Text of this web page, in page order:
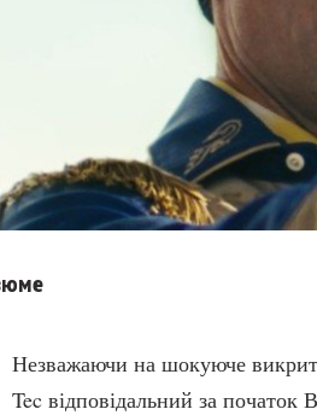
Незважаючи на шокуюче
Tec відповідальний за початок